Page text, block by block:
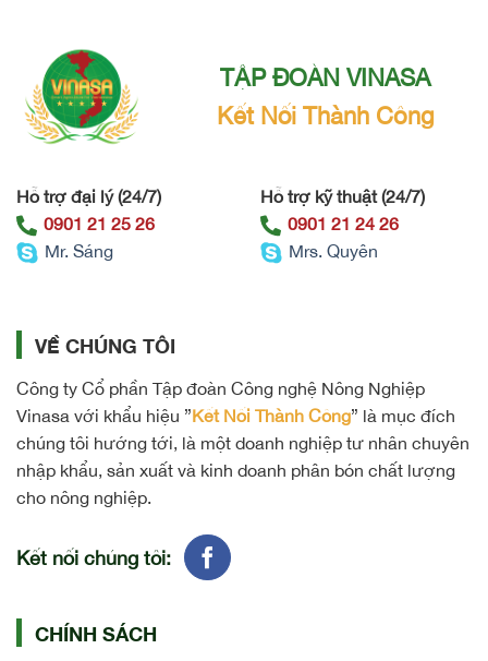
TẬP ĐOÀN VINASA
Kết Nối Thành Công
Hỗ trợ đại lý (24/7)
0901 21 25 26
Mr. Sáng
Hỗ trợ kỹ thuật (24/7)
0901 21 24 26
Mrs. Quyên
VỀ CHÚNG TÔI
Công ty Cổ phần Tập đoàn Công nghệ Nông Nghiệp
Vinasa với khẩu hiệu ”Kết Nối Thành Công” là mục đích
chúng tôi hướng tới, là một doanh nghiệp tư nhân chuyên
nhập khẩu, sản xuất và kinh doanh phân bón chất lượng
cho nông nghiệp.
Kết nối chúng tôi:
CHÍNH SÁCH